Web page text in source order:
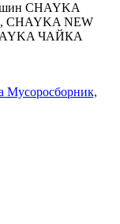
CHAYKA
CHAYKA NEW
ЧАЙКА
Мусоросборник,